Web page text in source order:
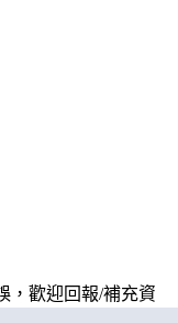
，歡迎回報/補充資